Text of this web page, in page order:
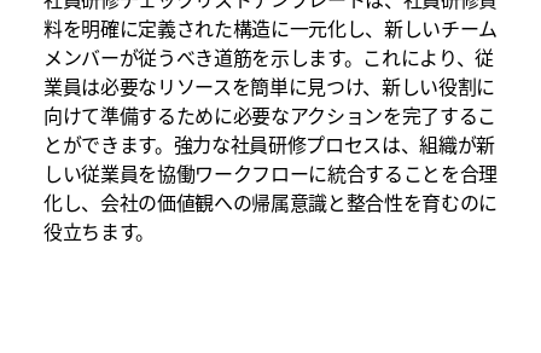
料を明確に定義された構造に一元化し、新しいチーム
メンバーが従うべき道筋を示します。これにより、従
業員は必要なリソースを簡単に見つけ、新しい役割に
向けて準備するために必要なアクションを完了するこ
とができます。強力な社員研修プロセスは、組織が新
しい従業員を協働ワークフローに統合することを合理
化し、会社の価値観への帰属意識と整合性を育むのに
役立ちます。